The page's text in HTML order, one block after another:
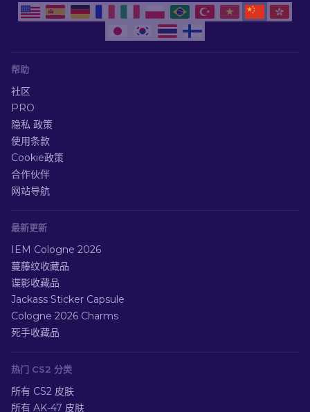
帮助
社区
PRO
隐私 政策
使用条款
Cookie政策
合作伙伴
网站导航
最新更新
IEM Cologne 2026
蔓藤纹收藏品
谍影收藏品
Jackass Sticker Capsule
Cologne 2026 Charms
死手收藏品
热门 CS2 分类
所有 CS2 皮肤
所有 AK-47 皮肤